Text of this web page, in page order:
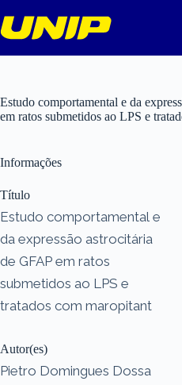
para
o
Estudo comportamental e da
em ratos submetidos ao LPS e
Informações
Título
Estudo comportamental e
da expressão astrocitária
de GFAP em ratos
submetidos ao LPS e
tratados com maropitant
Autor(es)
Pietro Domingues Dossa